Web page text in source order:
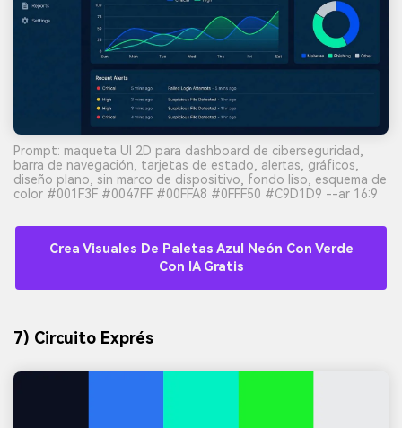
Prompt: maqueta UI 2D para dashboard de ciberseguridad,
barra de navegación, tarjetas de estado, alertas, gráficos,
diseño plano, sin marco de dispositivo, fondo liso, esquema de
color #001F3F #0047FF #00FFA8 #0FFF50 #C9D1D9 --ar 16:9
Crea Visuales De Paletas Azul Neón Con Verde
Con IA Gratis
7) Circuito Exprés